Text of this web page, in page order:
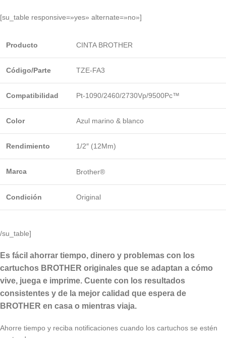
[su_table responsive=»yes» alternate=»no»]
Producto CINTA BROTHER
Código/Parte TZE-FA3
Compatibilidad Pt-1090/2460/2730Vp/9500Pc™
Color Azul marino & blanco
Rendimiento 1/2″ (12Mm)
Marca Brother®
Condición Original
/su_table]
Es fácil ahorrar tiempo, dinero y problemas con los
cartuchos BROTHER originales que se adaptan a cómo
vive, juega e imprime. Cuente con los resultados
consistentes y de la mejor calidad que espera de
BROTHER en casa o mientras viaja.
Ahorre tiempo y reciba notificaciones cuando los cartuchos se estén